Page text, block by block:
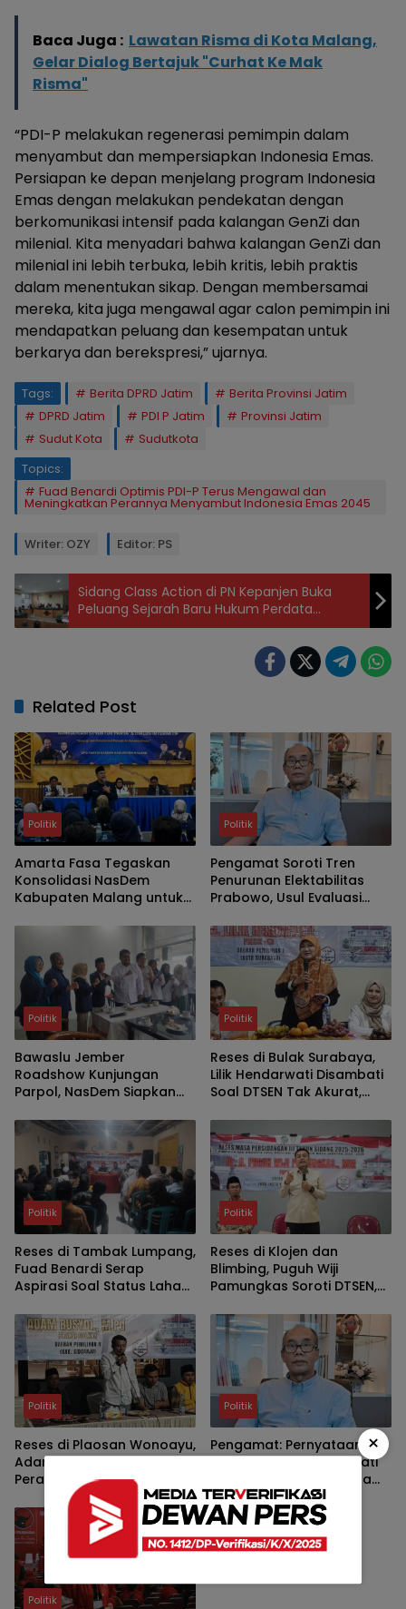
Baca Juga : Lawatan Risma di Kota Malang,
Gelar Dialog Bertajuk "Curhat Ke Mak
Risma"
“PDI-P melakukan regenerasi pemimpin dalam
menyambut dan mempersiapkan Indonesia Emas.
Persiapan ke depan menjelang program Indonesia
Emas dengan melakukan pendekatan dengan
berkomunikasi intensif pada kalangan GenZi dan
milenial. Kita menyadari bahwa kalangan GenZi dan
milenial ini lebih terbuka, lebih kritis, lebih praktis
dalam menentukan sikap. Dengan membersamai
mereka, kita juga mengawal agar calon pemimpin ini
mendapatkan peluang dan kesempatan untuk
berkarya dan berekspresi,” ujarnya.
Tags: Berita DPRD Jatim
Berita Provinsi Jatim
DPRD Jatim
PDI P Jatim
Provinsi Jatim
Sudut Kota
Sudutkota
Topics:
Fuad Benardi Optimis PDI-P Terus Mengawal dan
Meningkatkan Perannya Menyambut Indonesia Emas 2045
Writer: OZY Editor: PS
Sidang Class Action di PN Kepanjen Buka
Peluang Sejarah Baru Hukum Perdata
Indonesia
Related Post
Politik
Amarta Fasa Tegaskan
Konsolidasi NasDem
Kabupaten Malang untuk
dan Solutif
Politik
Pengamat Soroti Tren
Penurunan Elektabilitas
Prabowo, Usul Evaluasi
Politik
Bawaslu Jember
Roadshow Kunjungan
Parpol, NasDem Siapkan
Politik
Reses di Bulak Surabaya,
Lilik Hendarwati Disambati
Soal DTSEN Tak Akurat,
Legalitas UMKM
Politik
Reses di Tambak Lumpang,
Fuad Benardi Serap
Aspirasi Soal Status Lahan
Politik
Reses di Klojen dan
Blimbing, Puguh Wiji
Pamungkas Soroti DTSEN,
Bedah Rumah di Kota
Malang
Politik
Reses di Plaosan Wonoayu,
Adam Rusydi Apresiasi
Perangkat Desa dan
Jelaskan Mekanisme
Usulan TPS dan Lapangan
Olahraga
Politik
Pengamat: Pernyataan
Prabowo soal PDIP Sehati
dengan Pemerintah Ada
Dasarnya
Politik
×